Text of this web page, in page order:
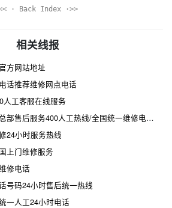
· Back Index ·>>
相关线报
方网站地址
话推荐维修网点电话
人工客服在线服务
售后服务400人工热线/全国统一维修电话是多少
24小时服务热线
上门维修服务
修电话
号码24小时售后统一热线
一人工24小时电话